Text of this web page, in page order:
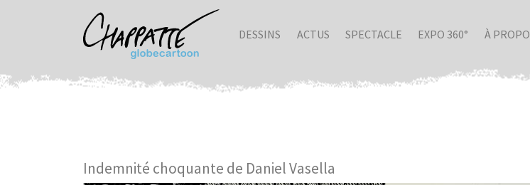
DESSINS ACTUS SPECTACLE EXPO 360° À
Indemnité choquante de Daniel Vasella